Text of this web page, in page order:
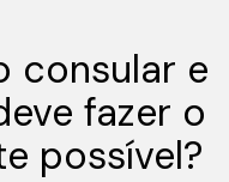
consular e
fazer o
possível?